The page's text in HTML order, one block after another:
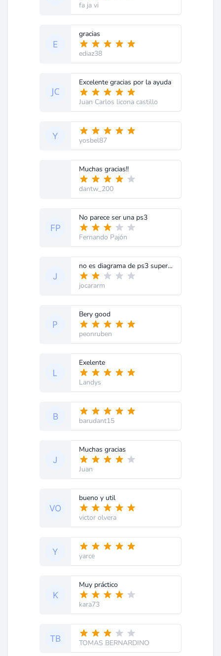
fa ja vi
gracias
ediaz38
Excelente gracias por la ayuda
Juan Carlos licona castillo
yosbel87
Muchas gracias!!
dantw_200
No parece ser una ps3
Fernando Pajón
no es diagrama de ps3 super slim es de televisor analogico
jocararm
Bery good
peonruben
Exelente
Landys
barudant15
Muchas gracias
Juan
bueno y util
victor olvera
yarce
Muy práctico
kara73
TOMAS BERNARDINO